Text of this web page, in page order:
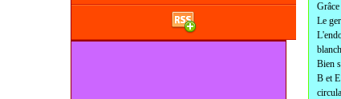
Le
Bien
B et